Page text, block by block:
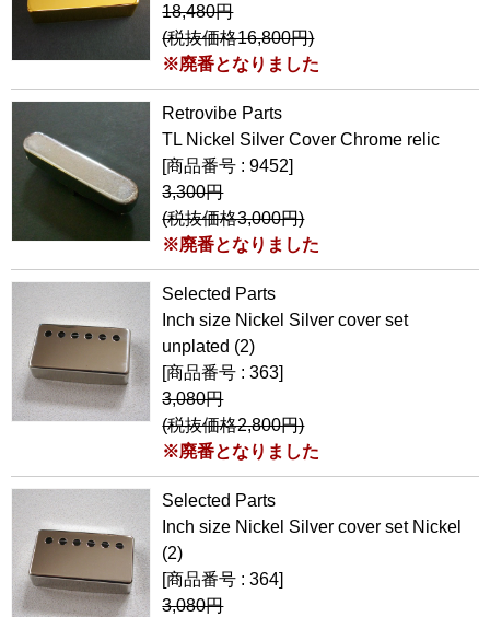
18,480円
(税抜価格16,800円)
※廃番となりました
Retrovibe Parts
TL Nickel Silver Cover Chrome relic
[商品番号 : 9452]
3,300円
(税抜価格3,000円)
※廃番となりました
Selected Parts
Inch size Nickel Silver cover set
unplated (2)
[商品番号 : 363]
3,080円
(税抜価格2,800円)
※廃番となりました
Selected Parts
Inch size Nickel Silver cover set Nickel
(2)
[商品番号 : 364]
3,080円